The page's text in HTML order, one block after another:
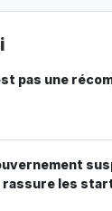
pas une
rassure les